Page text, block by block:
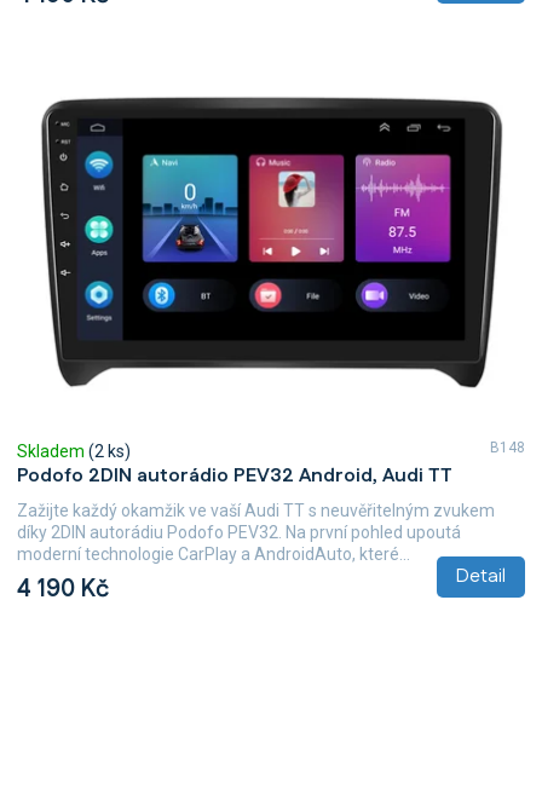
Podofo 2DIN autorádio PEV32 Android, Audi TT
Skladem (2 ks)
4 190 Kč Detail
Zažijte každý okamžik ve vaší Audi TT s neuvěřitelným zvukem
díky 2DIN autorádiu Podofo PEV32. Na první pohled upoutá
moderní technologie CarPlay a AndroidAuto, které...
B148